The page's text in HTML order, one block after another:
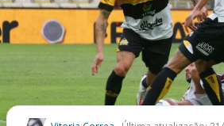
FUTEBOL NACIONAL
FUTEBOL INTERNACIONAL
COMO APOSTAR